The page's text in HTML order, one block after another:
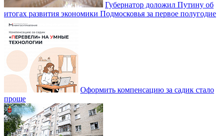
Губернатор доложил Путину об
итогах развития экономики Подмосковья за первое полугодие
Оформить компенсацию за садик стало
проще